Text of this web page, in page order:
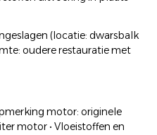
(locatie: dwarsbalk
oudere restauratie met
motor: originele
motor • Vloeistoffen en